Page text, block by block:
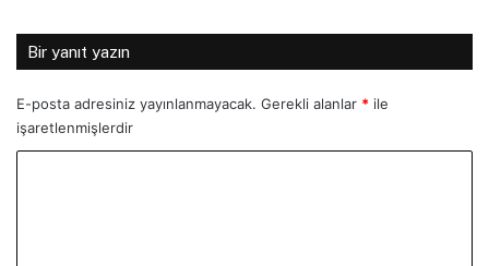
Bir yanıt yazın
E-posta adresiniz yayınlanmayacak. Gerekli alanlar * ile
işaretlenmişlerdir